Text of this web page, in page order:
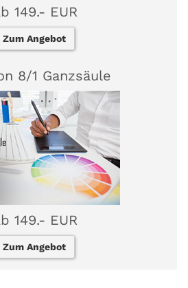
149.- EUR
Zum Angebot
8/1 Ganzsäule
149.- EUR
Zum Angebot